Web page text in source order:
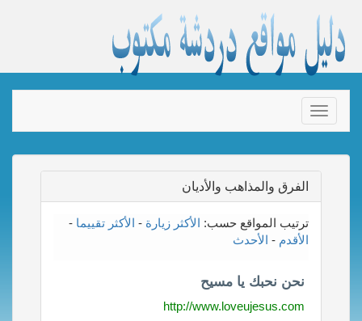
Toggle
navigation
الفرق والمذاهب والأديان
ترتيب المواقع حسب: الأكثر زيارة - الأكثر تقييما -
الأقدم - الأحدث
نحن نحبك يا مسيح
http://www.loveujesus.com